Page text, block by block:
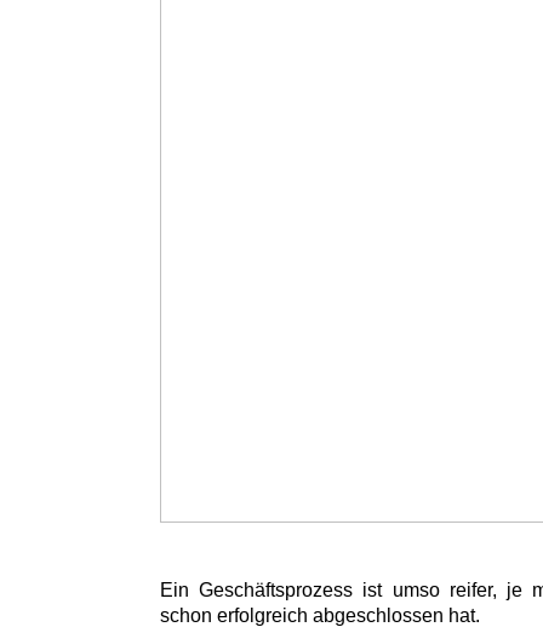
Ein Geschäftsprozess ist umso reifer, je
schon erfolgreich abgeschlossen hat.